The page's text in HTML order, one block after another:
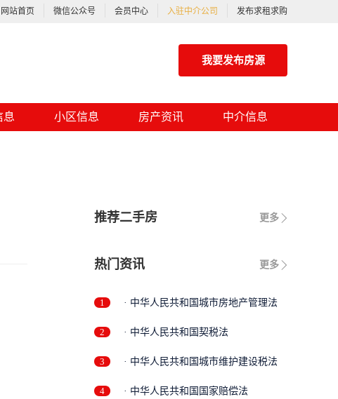
网站首页 微信公众号 会员中心 入驻中介公司 发布求租求购
我要发布房源
息 小区信息 房产资讯 中介信息
更多
推荐二手房
更多
热门资讯
1 · 中华人民共和国城市房地产管理法
2 · 中华人民共和国契税法
3 · 中华人民共和国城市维护建设税法
4 · 中华人民共和国国家赔偿法